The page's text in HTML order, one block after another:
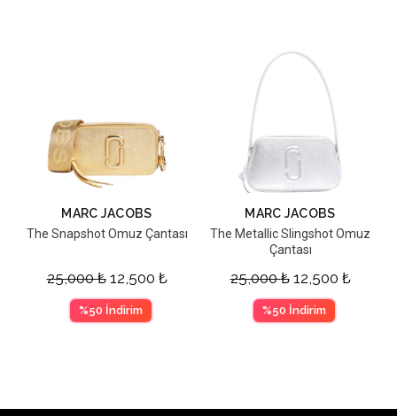
MARC JACOBS
The Snapshot Omuz Çantası
25,000₺ 12,500 ₺
%50 İndirim
MARC JACOBS
The Metallic Slingshot Omuz
Çantası
25,000₺ 12,500 ₺
%50 İndirim